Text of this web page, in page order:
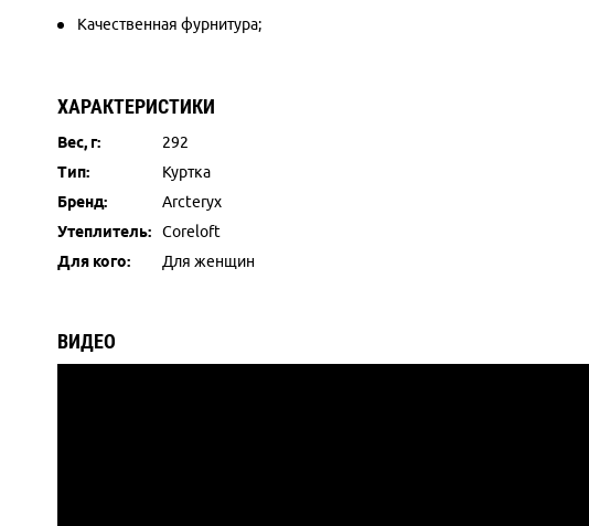
Качественная фурнитура;
ХАРАКТЕРИСТИКИ
Вес, г:
292
Тип:
Куртка
Бренд:
Arcteryx
Утеплитель:
Coreloft
Для кого:
Для женщин
ВИДЕО